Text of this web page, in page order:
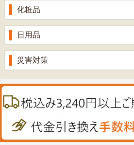
せきどめ
滋養強壮
消炎鎮痛剤
肌・皮膚のお薬
絆創膏
殺菌消毒液
牡蠣エキス
プロポリス
プラセンタ
肝油
鉄
ノコギリヤシ
グルコサミン
青汁・豆乳
甘酒
健康ドリンク
もち麦・十六穀米
生姜
丼の素
のど飴
うどん・そば
喜多方ラーメン
カレー・シチュー
化粧品
美容品
スキンクリーム＆美容パック
ウオッシュ＆ソープ
日用品
入浴剤
災害対策